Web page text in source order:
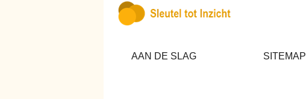
AAN DE SLAG SITEMAP